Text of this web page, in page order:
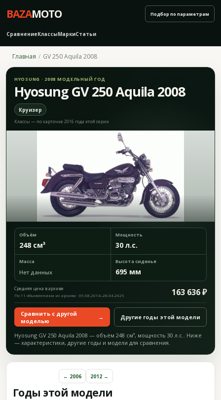
BAZAMOTO
СравнениеКлассыМаркиСтатьи
Подбор по параметрам
Главная GV 250 Aquila 2008
HYOSUNG · 2008 МОДЕЛЬНЫЙ ГОД
Hyosung GV 250 Aquila 2008
Круизер
Классы — по карточке 2016 года этой серии
Объём
248 см³
Мощность
30 л.с.
Масса
Нет данных
Высота сиденья
695 мм
Средняя цена в архиве 163 636 ₽
По 11 объявлениям из архива · 05.08.2014–28.04.2025
Сравнить с другой
моделью
→ Другие годы этой модели
Hyosung GV 250 Aquila 2008 — объём 248 см³, мощность 30 л.с.. Ниже
— характеристики, другие годы и модели для сравнения.
Годы этой модели
← 2006 2012 →